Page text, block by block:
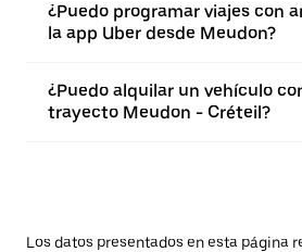
¿Puedo programar viajes con
la app Uber desde Meudon?
¿Puedo alquilar un vehículo
trayecto Meudon - Créteil?
Los datos presentados en esta página